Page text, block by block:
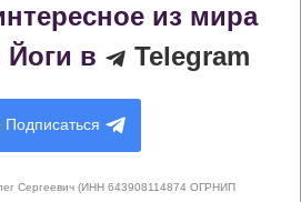
Кундалини Йоги,
из мира
Йоги в
Telegram
Подписаться
Сергеевич (ИНН 643908114874 ОГРНИП